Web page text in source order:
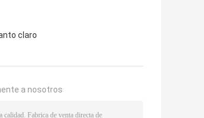
claro
a nosotros